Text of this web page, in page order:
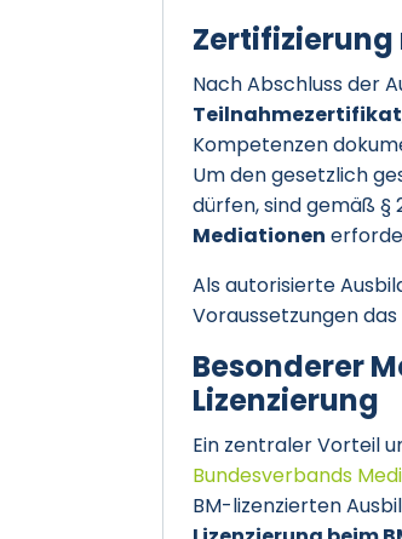
Zertifizierung
Nach Abschluss der
Teilnahmezertifikat
Kompetenzen
Um den gesetzlich
dürfen, sind gemäß §
Mediationen
Als autorisierte
Voraussetzungen
Besonderer
Lizenzierung
Ein zentraler Vorteil
Bundesverbands
BM-lizenzierten